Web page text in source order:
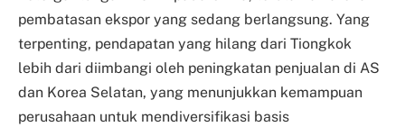
pembatasan ekspor yang sedang berlangsung. Yang
terpenting, pendapatan yang hilang dari Tiongkok
lebih dari diimbangi oleh peningkatan penjualan di AS
dan Korea Selatan, yang menunjukkan kemampuan
perusahaan untuk mendiversifikasi basis